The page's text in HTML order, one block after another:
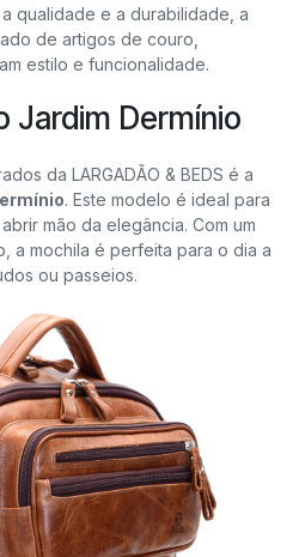
qualidade e a durabilidade, a
de artigos de couro,
estilo e funcionalidade.
Jardim Dermínio
da LARGADÃO & BEDS é a
. Este modelo é ideal para
mão da elegância. Com um
a mochila é perfeita para o dia a
ou passeios.